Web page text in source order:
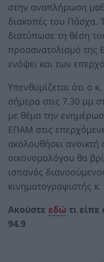
στην αναπλήρωση
διακοπές του Πάσχα.
διατύπωσε τη θέση
προσανατολισμό της
ενόψει και των
Υπενθυμίζεται ότι ο
σήμερα στις 7.30 μμ
με θέμα την
ΕΠΑΜ στις
ακολουθήσει
οικονομολόγου θα
ισπανός
κινηματογραφιστής
Ακούστε εδώ τι
94.9